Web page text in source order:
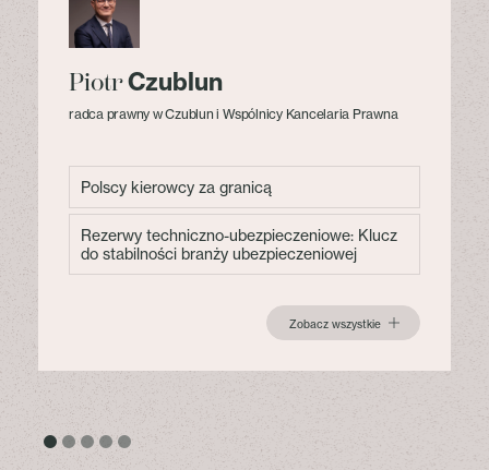
PiotrCzublun
radca prawny w Czublun i Wspólnicy Kancelaria Prawna
Polscy kierowcy za granicą
Rezerwy techniczno-ubezpieczeniowe: Klucz
do stabilności branży ubezpieczeniowej
Zobacz wszystkie